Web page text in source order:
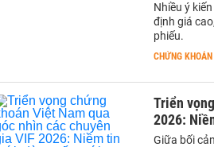
Nhiều ý
định giá
phiếu.
CHỨNG KHOÁN
Triển
2026:
Giữa bối